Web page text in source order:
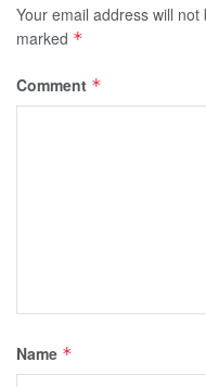
Your email address will not
marked *
Comment *
Name *